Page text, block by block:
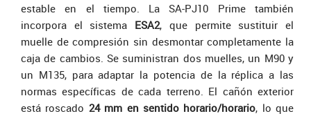
estable en el tiempo. La SA-PJ10 Prime también
incorpora el sistema ESA2, que permite sustituir el
muelle de compresión sin desmontar completamente la
caja de cambios. Se suministran dos muelles, un M90 y
un M135, para adaptar la potencia de la réplica a las
normas específicas de cada terreno. El cañón exterior
está roscado 24 mm en sentido horario/horario, lo que